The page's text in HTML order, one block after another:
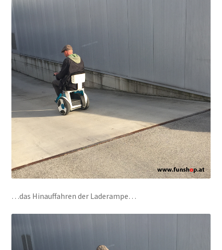
…das Hinauffahren der Laderampe…